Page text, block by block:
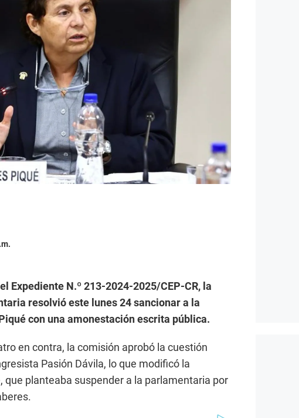
Expediente N.º 213-2024-2025/CEP-CR, la
resolvió este lunes 24 sancionar a la
con una amonestación escrita pública.
en contra, la comisión aprobó la cuestión
Pasión Dávila, lo que modificó la
que planteaba suspender a la parlamentaria por